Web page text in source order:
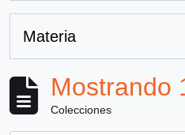
Materia
Mostrando
Colecciones